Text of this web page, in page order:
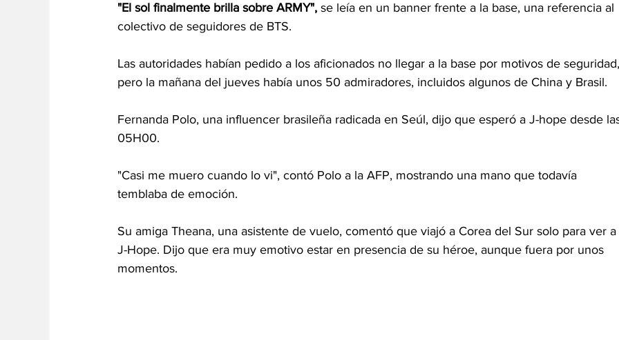
"El sol finalmente brilla sobre ARMY", se leía en un banner frente a la base, una referencia al
colectivo de seguidores de BTS.
Las autoridades habían pedido a los aficionados no llegar a la base por motivos de
pero la mañana del jueves había unos 50 admiradores, incluidos algunos de China y Brasil.
Fernanda Polo, una influencer brasileña radicada en Seúl, dijo que esperó a J-hope desde
05H00.
"Casi me muero cuando lo vi", contó Polo a la AFP, mostrando una mano que todavía
temblaba de emoción.
Su amiga Theana, una asistente de vuelo, comentó que viajó a Corea del Sur solo para ver a
J-Hope. Dijo que era muy emotivo estar en presencia de su héroe, aunque fuera por unos
momentos.